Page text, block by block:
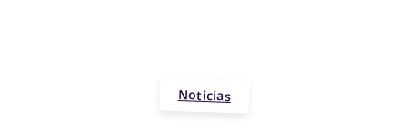
Noticias